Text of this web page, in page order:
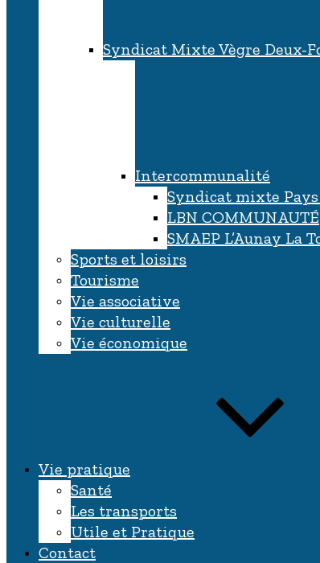
Syndicat Mixte Vègre Deux-
Intercommunalité
Syndicat mixte
LBN COMMUNAUTÉ
SMAEP L’Aunay La
Sports et loisirs
Tourisme
Vie associative
Vie culturelle
Vie économique
Vie pratique
Santé
Les transports
Utile et Pratique
Contact